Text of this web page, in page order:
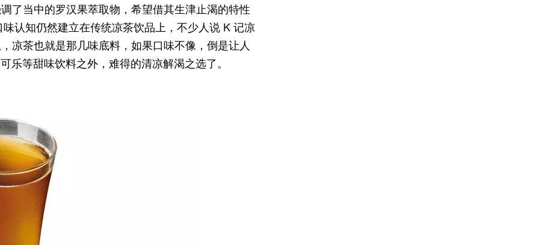
了当中的罗汉果萃取物，希望借其生津止渴的特性
认知仍然建立在传统凉茶饮品上，不少人说 K 记凉
凉茶也就是那几味底料，如果口味不像，倒是让人
等甜味饮料之外，难得的清凉解渴之选了。